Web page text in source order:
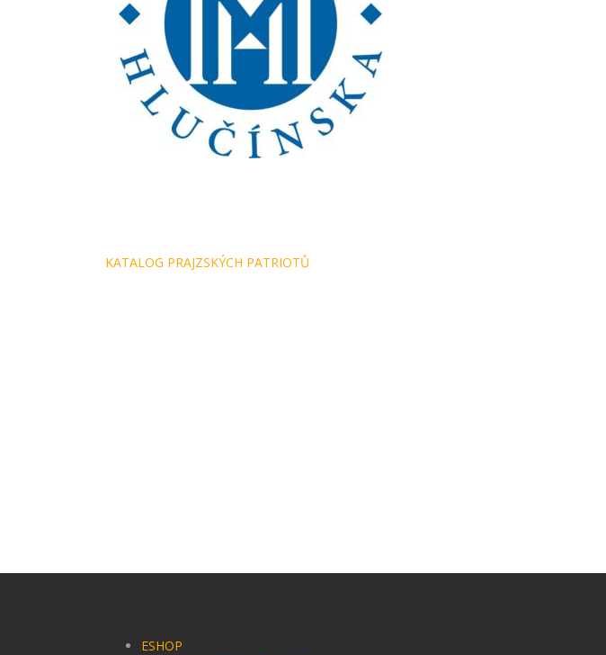
Navigace
KATALOG PRAJZSKÝCH PATRIOTŮ
ESHOP